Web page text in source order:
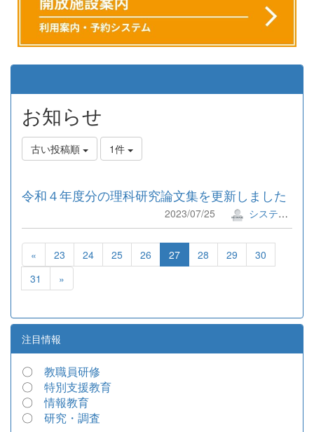
お知らせ
古い投稿順 1件
令和４年度分の理科研究論文集を更新しました
2023/07/25 システム管理者
« 23 24 25 26 27 28 29
30
31
»
注目情報
〇 教職員研修
〇 特別支援教育
〇情報教育
〇 研究・調査